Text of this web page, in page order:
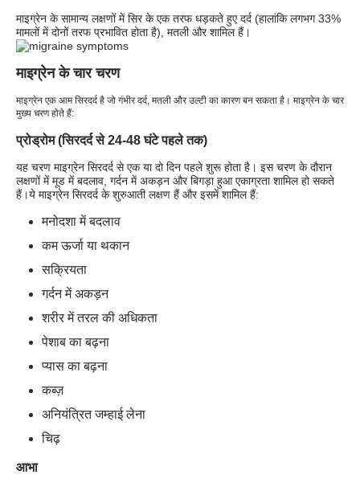
माइग्रेन के सामान्य लक्षणों में सिर के एक तरफ धड़कते हुए दर्द (हालांकि लगभग 33%
मामलों में दोनों तरफ प्रभावित होता है), मतली और शामिल हैं।
माइग्रेन के चार चरण
माइग्रेन एक आम सिरदर्द है जो गंभीर दर्द, मतली और उल्टी का कारण बन सकता है। माइग्रेन के चार
मुख्य चरण होते हैं:
प्रोड्रोम (सिरदर्द से 24-48 घंटे पहले तक)
यह चरण माइग्रेन सिरदर्द से एक या दो दिन पहले शुरू होता है। इस चरण के दौरान
लक्षणों में मूड में बदलाव, गर्दन में अकड़न और बिगड़ा हुआ एकाग्रता शामिल हो सकते
हैं।ये माइग्रेन सिरदर्द के शुरुआती लक्षण हैं और इसमें शामिल हैं:
मनोदशा में बदलाव
कम ऊर्जा या थकान
सक्रियता
गर्दन में अकड़न
शरीर में तरल की अधिकता
पेशाब का बढ़ना
प्यास का बढ़ना
कब्ज़
अनियंत्रित जम्हाई लेना
चिढ़
आभा